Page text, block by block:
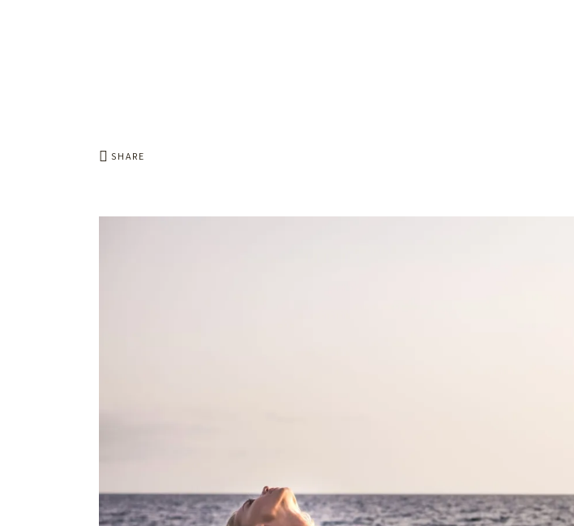
SHARE